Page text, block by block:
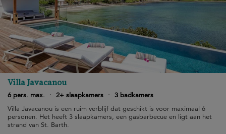
Villa Javacanou
6 pers. max. · 2+ slaapkamers · 3 badkamers
Villa Javacanou is een ruim verblijf dat geschikt is voor maximaal 6
personen. Het heeft 3 slaapkamers, een gasbarbecue en ligt aan het
strand van St. Barth.